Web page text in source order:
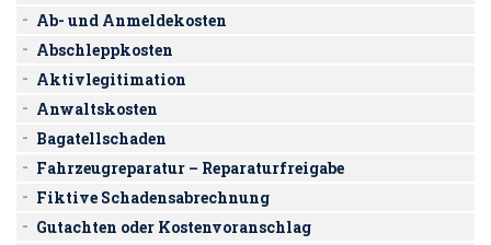
Ab- und Anmeldekosten
Abschleppkosten
Aktivlegitimation
Anwaltskosten
Bagatellschaden
Fahrzeugreparatur – Reparaturfreigabe
Fiktive Schadensabrechnung
Gutachten oder Kostenvoranschlag